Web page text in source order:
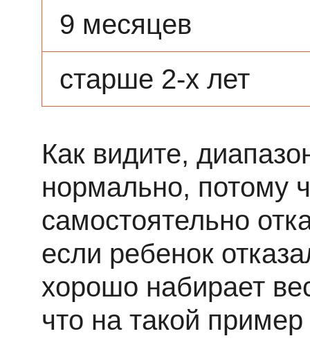
Как видите,
нормально, потому
самостоятельно
если ребенок
хорошо набирает
что на такой
9 месяцев
старше 2-х лет